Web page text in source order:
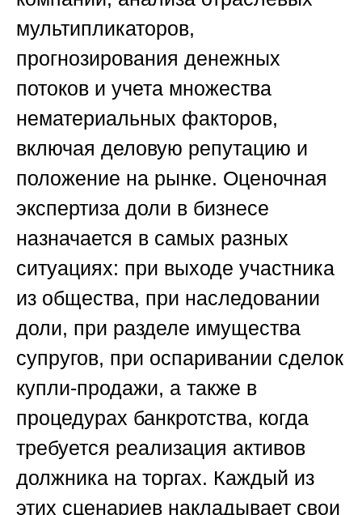
мультипликаторов,
прогнозирования денежных
потоков и учета множества
нематериальных факторов,
включая деловую репутацию и
положение на рынке. Оценочная
экспертиза доли в бизнесе
назначается в самых разных
ситуациях: при выходе участника
из общества, при наследовании
доли, при разделе имущества
супругов, при оспаривании сделок
купли-продажи, а также в
процедурах банкротства, когда
требуется реализация активов
должника на торгах. Каждый из
этих сценариев накладывает свои